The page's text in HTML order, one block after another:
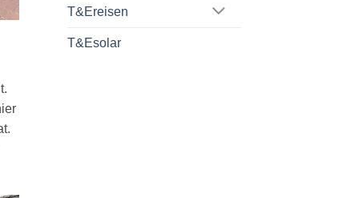
T&Ereisen
T&Esolar